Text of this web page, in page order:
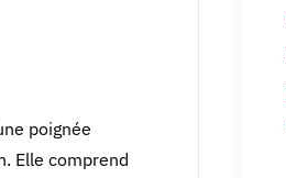
poignée
Elle comprend